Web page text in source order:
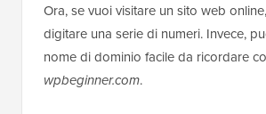
Ora, se vuoi visitare un sito web
digitare una serie di numeri. Invece,
nome di dominio facile da ricordare
wpbeginner.com.